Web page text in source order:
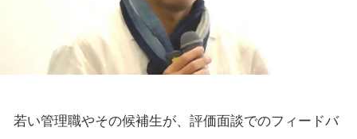
若い管理職やその候補生が、評価面談でのフィードバ